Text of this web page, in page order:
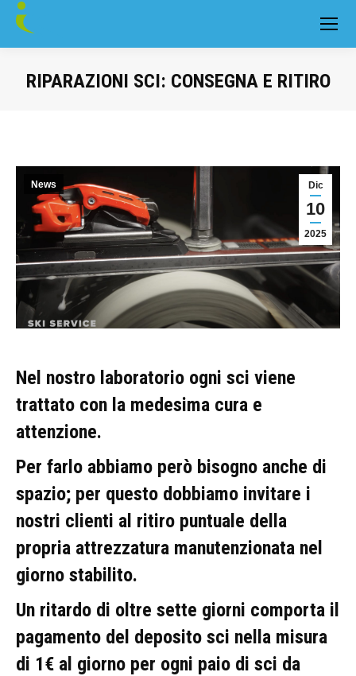
RIPARAZIONI SCI: CONSEGNA E RITIRO
Dic
10
2025
News
Nel nostro laboratorio ogni sci viene
trattato con la medesima cura e
attenzione.
Per farlo abbiamo però bisogno anche di
spazio; per questo dobbiamo invitare i
nostri clienti al ritiro puntuale della
propria attrezzatura manutenzionata nel
giorno stabilito.
Un ritardo di oltre sette giorni comporta il
pagamento del deposito sci nella misura
di 1€ al giorno per ogni paio di sci da